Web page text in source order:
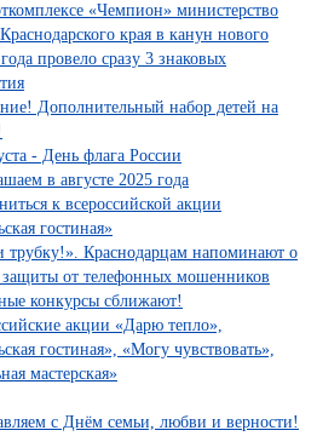
«Чемпион» министерство
края в канун нового
провело сразу 3 знаковых
Дополнительный набор детей на
- День флага России
в августе 2025 года
к всероссийской акции
гостиная»
трубку!». Краснодарцам напоминают о
защиты от телефонных мошенников
конкурсы сближают!
акции «Дарю тепло»,
гостиная», «Могу чувствовать»,
мастерская»
с Днём семьи, любви и верности!